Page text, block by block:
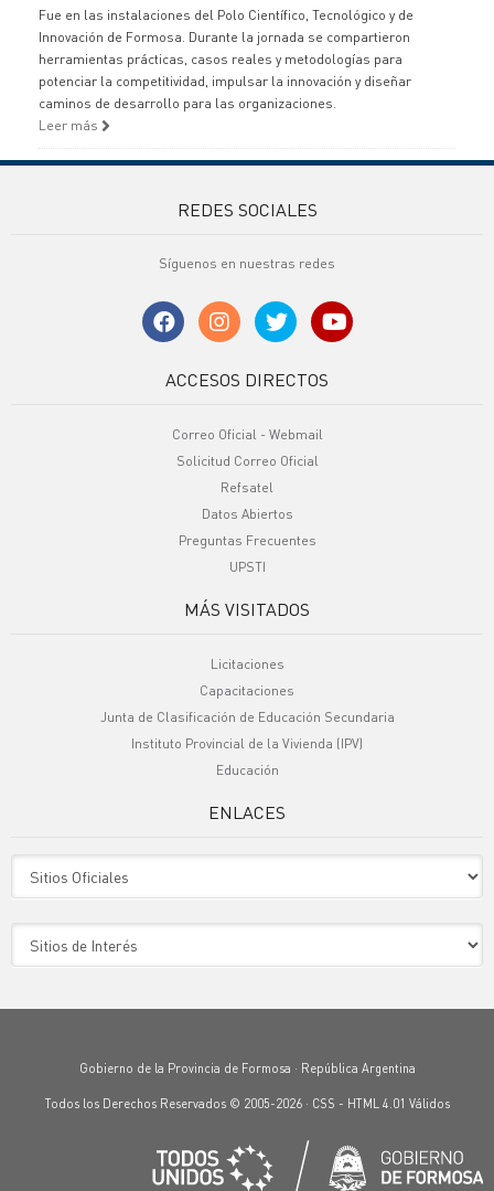
Fue en las instalaciones del Polo Científico, Tecnológico y de
Innovación de Formosa. Durante la jornada se compartieron
herramientas prácticas, casos reales y metodologías para
potenciar la competitividad, impulsar la innovación y diseñar
caminos de desarrollo para las organizaciones.
Leer más
REDES SOCIALES
Síguenos en nuestras redes
ACCESOS DIRECTOS
Correo Oficial - Webmail
Solicitud Correo Oficial
Refsatel
Datos Abiertos
Preguntas Frecuentes
UPSTI
MÁS VISITADOS
Licitaciones
Capacitaciones
Junta de Clasificación de Educación Secundaria
Instituto Provincial de la Vivienda (IPV)
Educación
ENLACES
Gobierno de la Provincia de Formosa · República Argentina
Todos los Derechos Reservados © 2005-2026 · CSS - HTML 4.01 Válidos